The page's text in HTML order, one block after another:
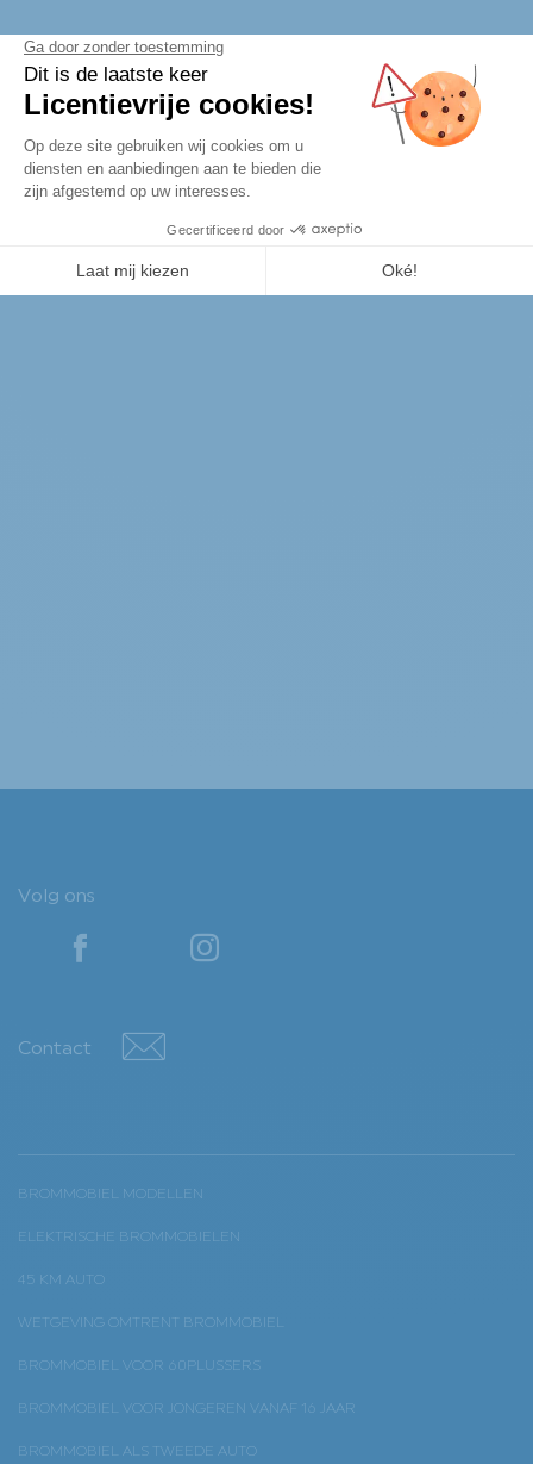
Volg ons
YouTube YouTube
Contact
BROMMOBIEL MODELLEN
ELEKTRISCHE BROMMOBIELEN
45 KM AUTO
WETGEVING OMTRENT BROMMOBIEL
BROMMOBIEL VOOR 60PLUSSERS
BROMMOBIEL VOOR JONGEREN VANAF 16 JAAR
BROMMOBIEL ALS TWEEDE AUTO